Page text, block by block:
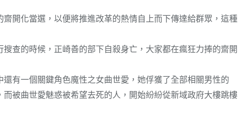
開化當選，以便將推進改革的熱情自上而下傳達給群眾，這種
查的時候，正崎善的部下自殺身亡，大家都在瘋狂力捧的齋開
有一個關鍵角色魔性之女曲世愛，她俘獲了全部相關男性的
被曲世愛魅惑被希望去死的人，開始紛紛從新域政府大樓跳樓